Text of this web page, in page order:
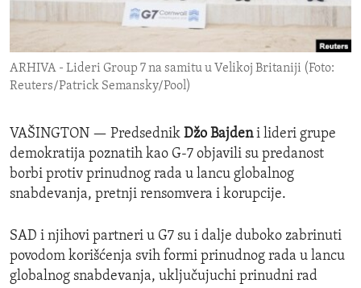
ENVIRONMENT AND HEALTH
ARHIVA - Lideri Group 7 na samitu u Velikoj Britaniji (Foto:
Reuters/Patrick Semansky/Pool)
VAŠINGTON — Predsednik Džo Bajdeni lideri grupe
demokratija poznatih kao G-7 objavili su predanost
borbi protiv prinudnog rada u lancu globalnog
snabdevanja, pretnji rensomvera i korupcije.
SAD i njihovi partneri u G7 su i dalje duboko zabrinuti
povodom korišćenja svih formi prinudnog rada u lancu
globalnog snabdevanja, uključujuchi prinudni rad